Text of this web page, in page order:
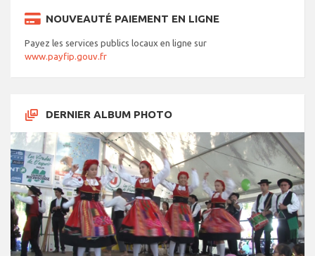
NOUVEAUTÉ PAIEMENT EN LIGNE
Payez les services publics locaux en ligne sur
www.payfip.gouv.fr
DERNIER ALBUM PHOTO